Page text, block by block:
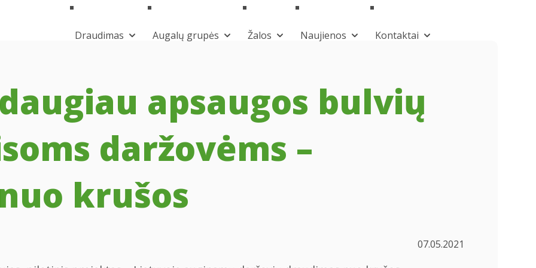
Draudimas Augalų grupės Žalos Naujienos Kontaktai
apsaugos bulvių
daržovėms –
krušos
07.05.2021